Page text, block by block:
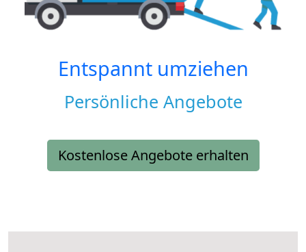
Entspannt umziehen
Persönliche Angebote
Kostenlose Angebote erhalten